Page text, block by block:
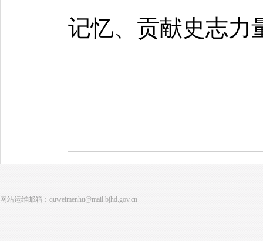
记忆、贡献史志力
网站运维邮箱：quweimenhu@mail.bjhd.gov.cn